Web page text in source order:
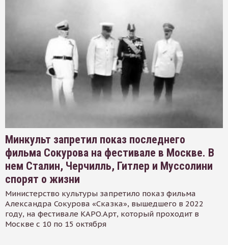
Минкульт запретил показ последнего
фильма Сокурова на фестивале в Москве. В
нем Сталин, Черчилль, Гитлер и Муссолини
спорят о жизни
Министерство культуры запретило показ фильма
Александра Сокурова «Сказка», вышедшего в 2022
году, на фестивале КАРО.Арт, который проходит в
Москве с 10 по 15 октября